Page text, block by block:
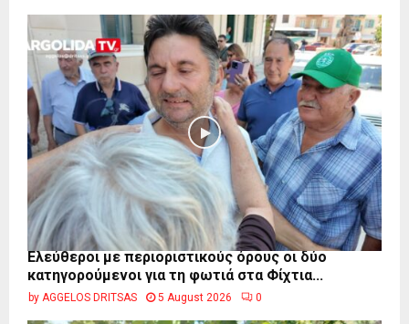
Ελεύθεροι με περιοριστικούς όρους οι δύο
κατηγορούμενοι για τη φωτιά στα Φίχτια...
by AGGELOS DRITSAS 5 August 2026 0